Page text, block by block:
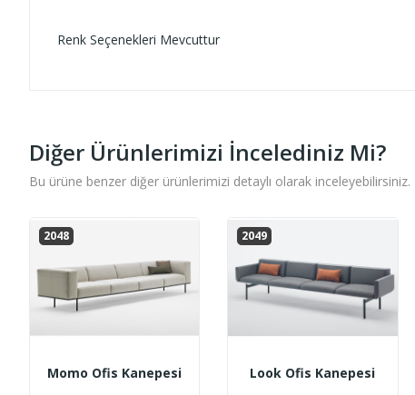
Renk Seçenekleri Mevcuttur
Diğer Ürünlerimizi İncelediniz Mi?
Bu ürüne benzer diğer ürünlerimizi detaylı olarak inceleyebilirsiniz.
2048
Momo Ofis Kanepesi
2049
Look Ofis Kanepesi